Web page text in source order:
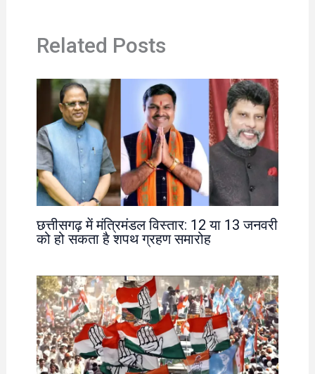
Related Posts
छत्तीसगढ़ में मंत्रिमंडल विस्तार: 12 या 13 जनवरी
को हो सकता है शपथ ग्रहण समारोह